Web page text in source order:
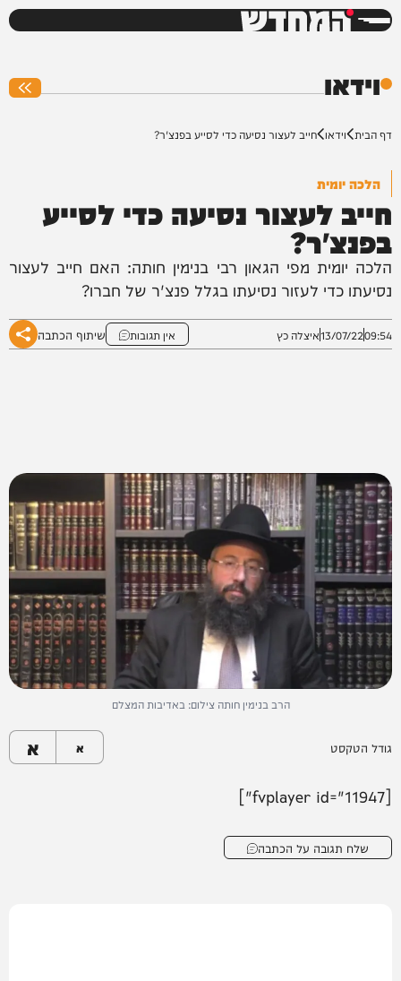
המחדש
וידאו
דף הבית וידאו חייב לעצור נסיעה כדי לסייע בפנצ'ר?
הלכה יומית
חייב לעצור נסיעה כדי לסייע
בפנצ'ר?
הלכה יומית מפי הגאון רבי בנימין חותה: האם חייב לעצור
נסיעתו כדי לעזור נסיעתו בגלל פנצ'ר של חברו?
09:54
13/07/22איצלה כץ אין תגובות שיתוף הכתבה
הרב בנימין חותה צילום: באדיבות המצלם
גודל הטקסט א א
[fvplayer id="11947"]
שלח תגובה על הכתבה